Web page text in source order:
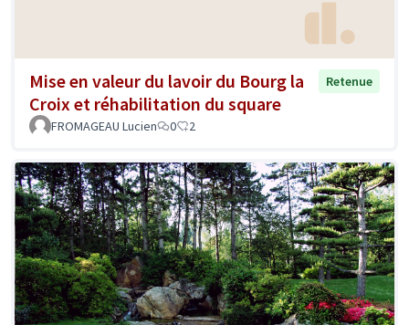
Mise en valeur du lavoir du Bourg la
Croix et réhabilitation du square
Retenue
FROMAGEAU Lucien 0 2